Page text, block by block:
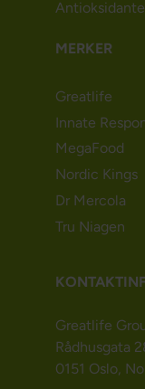
MERKER
Greatlife
Innate
MegaFood
Nordic Kings
Dr Mercola
Tru Niagen
Greatlife
Rådhusgata
0151 Oslo,